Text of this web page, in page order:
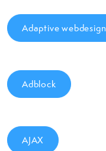
Adaptive webdesign
Adblock
AJAX